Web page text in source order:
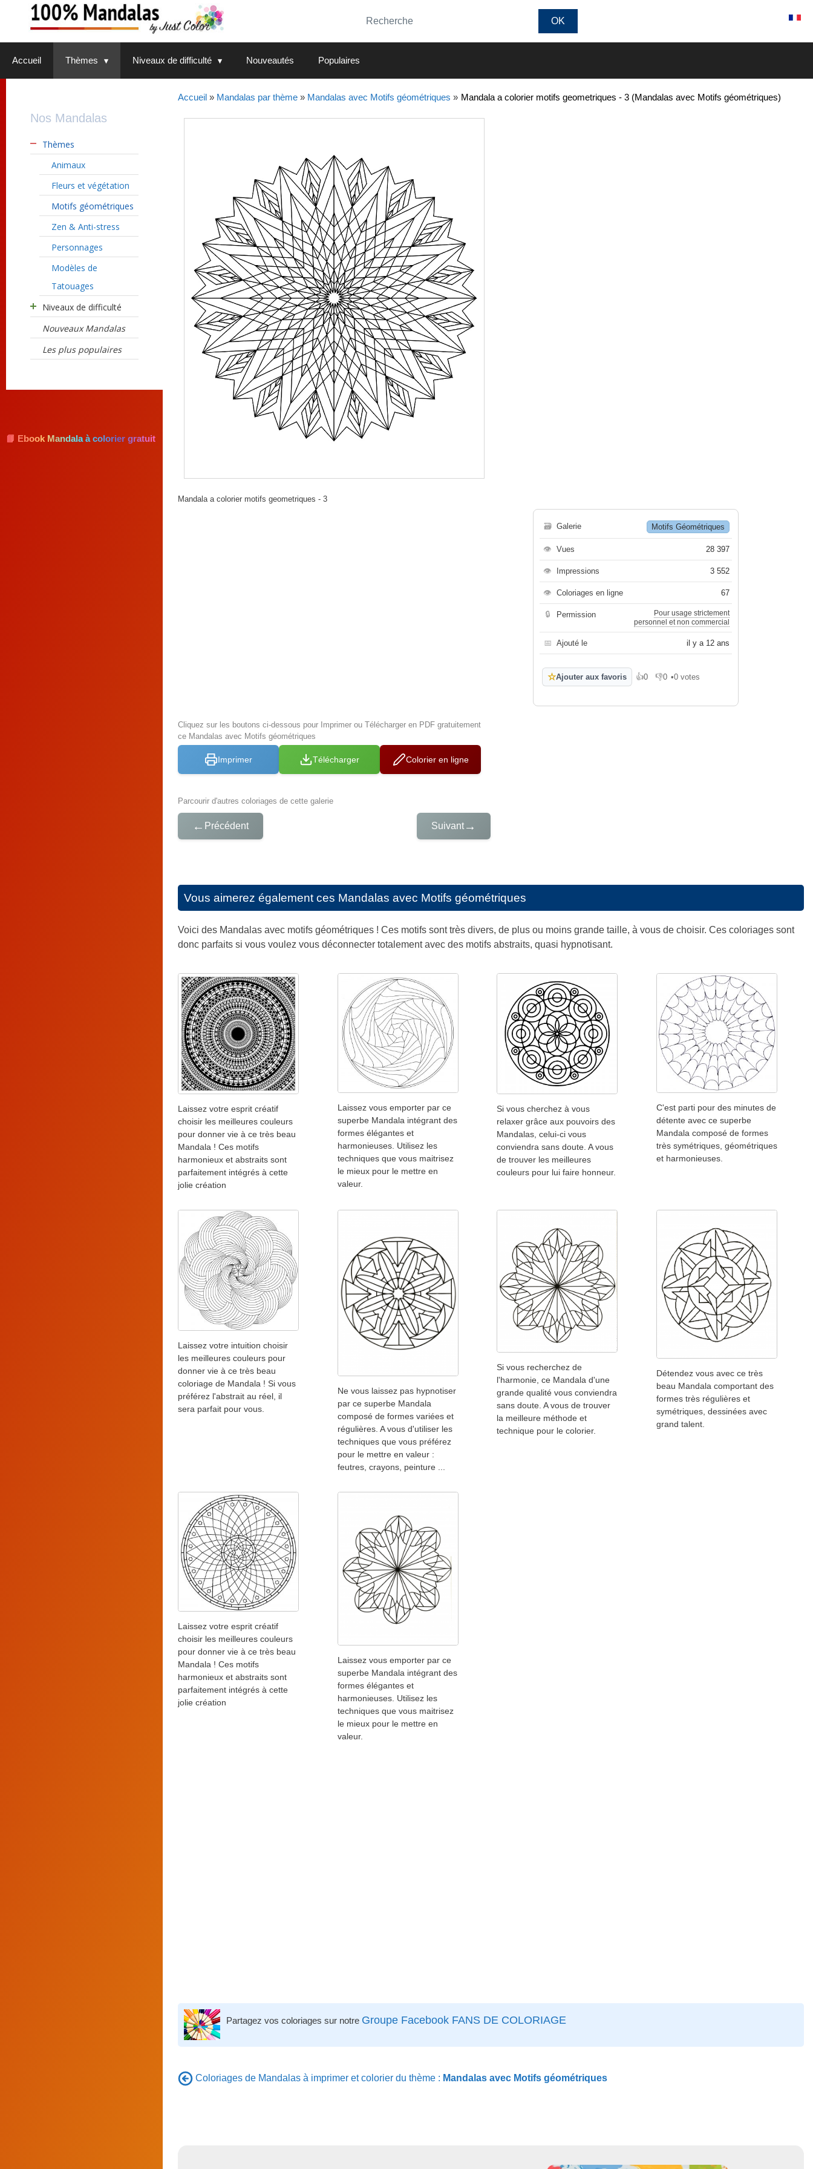
Accueil Thèmes Niveaux de difficulté Nouveautés Populaires
Accueil» Mandalas par thème» Mandalas avec Motifs géométriques » Mandala a colorier motifs geometriques - 3 (Mandalas avec Motifs géométriques)
Mandala a colorier motifs geometriques - 3
Cliquez sur les boutons ci-dessous pour Imprimer ou Télécharger en PDF gratuitement
ce Mandalas avec Motifs géométriques
Imprimer Télécharger Colorier en ligne
Parcourir d'autres coloriages de cette galerie
← Précédent Suivant→
🗃 Galerie Motifs Géométriques
👁 Vues 28 397
👁 Impressions 3 552
👁 Coloriages en ligne 67
🔒 Permission
Pour usage strictement
personnel et non commercial
📅 Ajouté le il y a 12 ans
☆Ajouter aux favoris 👍0
J'aime 👎0
Je n'aime pas
•0 votes
Vous aimerez également ces Mandalas avec Motifs géométriques
Voici des Mandalas avec motifs géométriques ! Ces motifs sont très divers, de plus ou moins grande taille, à vous de choisir. Ces coloriages sont
donc parfaits si vous voulez vous déconnecter totalement avec des motifs abstraits, quasi hypnotisant.
Laissez votre esprit créatif
choisir les meilleures couleurs
pour donner vie à ce très beau
Mandala ! Ces motifs
harmonieux et abstraits sont
parfaitement intégrés à cette
jolie création
Laissez vous emporter par ce
superbe Mandala intégrant des
formes élégantes et
harmonieuses. Utilisez les
techniques que vous maitrisez
le mieux pour le mettre en
valeur.
Si vous cherchez à vous
relaxer grâce aux pouvoirs des
Mandalas, celui-ci vous
conviendra sans doute. A vous
de trouver les meilleures
couleurs pour lui faire honneur.
C'est parti pour des minutes de
détente avec ce superbe
Mandala composé de formes
très symétriques, géométriques
et harmonieuses.
Laissez votre intuition choisir
les meilleures couleurs pour
donner vie à ce très beau
coloriage de Mandala ! Si vous
préférez l'abstrait au réel, il
sera parfait pour vous.
Ne vous laissez pas hypnotiser
par ce superbe Mandala
composé de formes variées et
régulières. A vous d'utiliser les
techniques que vous préférez
pour le mettre en valeur :
feutres, crayons, peinture ...
Si vous recherchez de
l'harmonie, ce Mandala d'une
grande qualité vous conviendra
sans doute. A vous de trouver
la meilleure méthode et
technique pour le colorier.
Détendez vous avec ce très
beau Mandala comportant des
formes très régulières et
symétriques, dessinées avec
grand talent.
Laissez votre esprit créatif
choisir les meilleures couleurs
pour donner vie à ce très beau
Mandala ! Ces motifs
harmonieux et abstraits sont
parfaitement intégrés à cette
jolie création
Laissez vous emporter par ce
superbe Mandala intégrant des
formes élégantes et
harmonieuses. Utilisez les
techniques que vous maitrisez
le mieux pour le mettre en
valeur.
Partagez vos coloriages sur notre Groupe Facebook FANS DE COLORIAGE
Coloriages de Mandalas à imprimer et colorier du thème : Mandalas avec Motifs géométriques
Nos Mandalas
Thèmes
Animaux
Fleurs et végétation
Motifs géométriques
Zen & Anti-stress
Personnages
Modèles de
Tatouages
Niveaux de difficulté
Nouveaux Mandalas
Les plus populaires
📘 Ebook Mandala à colorier gratuit